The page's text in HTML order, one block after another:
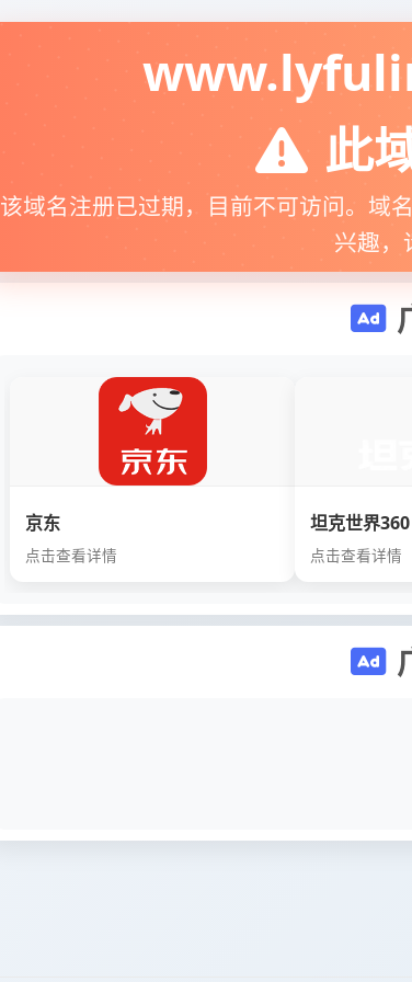
此
该域名注册已过期，目前不可访问。域
兴趣，
京东
点击查看详情
坦克世界360
点击查看详情